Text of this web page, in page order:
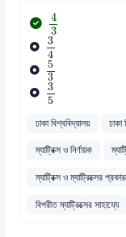
4
3
4
3
4
34
5
3
5
3
5
3
ঢাকা বিশ্ববিদ্যালয়
ম্যাট্রিক্স ও নির্ণায়ক
ম্যাট্রিক্স ও ম্যাট্রিক্সের
বিপরীত ম্যাট্রিক্সের সাহায্যে